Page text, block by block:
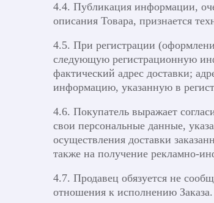
4.4. Публикация информации,
описания Товара, признается
4.5. При регистрации
следующую регистрационную
фактический адрес доставки;
информацию, указанную в
4.6. Покупатель выражает
свои персональные данные,
осуществления доставки
также на получение рекламно-
4.7. Продавец обязуется не
отношения к исполнению Заказа.